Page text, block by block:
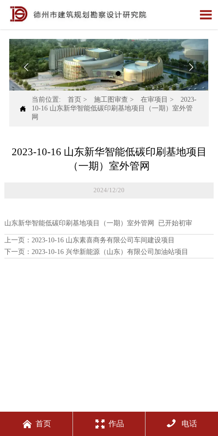

 

当前位置: 首页 > 施工图审查 > 在审项目 >
2023-
10-16 山东新华智能低碳印刷基地项目（一期）室外管
网
2023-10-16 山东新华智能低碳印刷基地项目
（一期）室外管网
2024/12/20
山东新华智能低碳印刷基地项目（一期）室外管网 已开始初审
上一页：
2023-10-16 山东素喜商务有限公司车间建设项目
下一页：
2023-10-16 兴华新能源（山东）有限公司加油站项目
 首页  作品  电话